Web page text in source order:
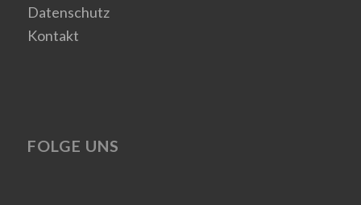
Datenschutz
Kontakt
FOLGE UNS